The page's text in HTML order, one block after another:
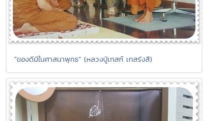
"ของดีมีในศาสนาพุทธ" (หลวงปู่เทสก์ เทสรังสี)